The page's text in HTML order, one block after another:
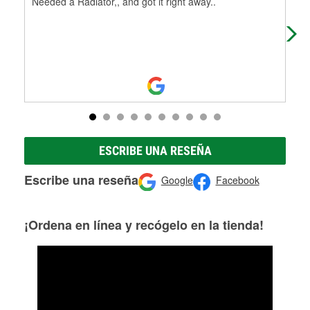
ESCRIBE UNA RESEÑA
Escribe una reseña Google Facebook
¡Ordena en línea y recógelo en la tienda!